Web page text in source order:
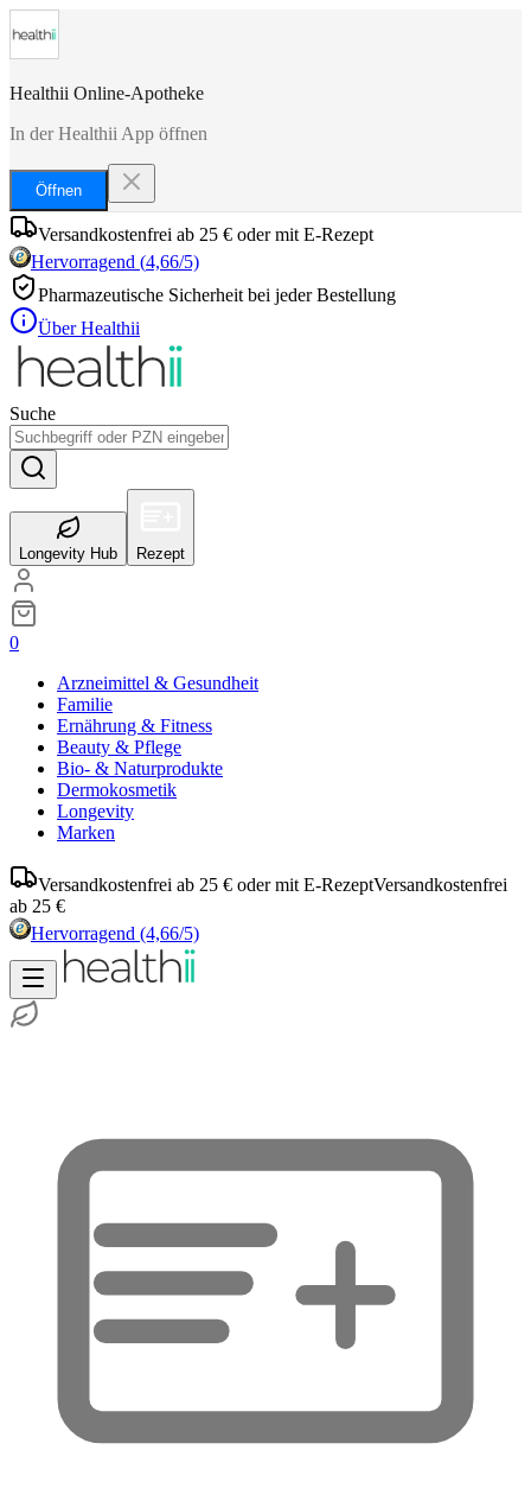
Healthii Online-Apotheke
In der Healthii App öffnen
Öffnen
Versandkostenfrei ab 25 € oder mit E-Rezept
Hervorragend (4,66/5)
Pharmazeutische Sicherheit bei jeder Bestellung
Über Healthii
Suche
Longevity Hub Rezept
0
Arzneimittel & Gesundheit
Familie
Ernährung & Fitness
Beauty & Pflege
Bio- & Naturprodukte
Dermokosmetik
Longevity
Marken
Versandkostenfrei ab 25 € oder mit E-RezeptVersandkostenfrei
ab 25 €
Hervorragend (4,66/5)